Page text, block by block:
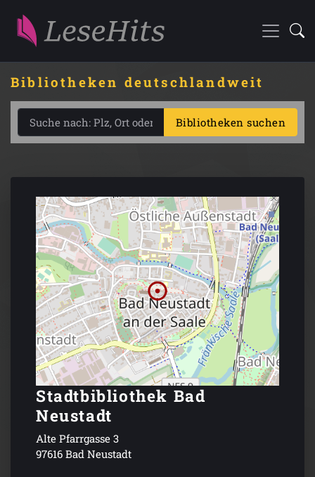
Bibliotheken deutschlandweit
Bibliotheken suchen
Stadtbibliothek Bad
Neustadt
Alte Pfarrgasse 3
97616 Bad Neustadt